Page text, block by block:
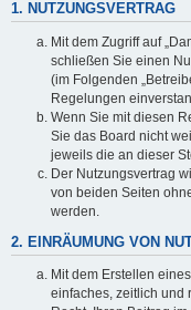
1. NUTZUNGSVERTRAG
Mit dem Zugriff auf
schließen Sie einen
(im Folgenden
Regelungen
Wenn Sie mit diesen
Sie das Board nicht
jeweils die an dieser
Der Nutzungsvertrag
von beiden Seiten
werden.
2. EINRÄUMUNG VON
Mit dem Erstellen
einfaches, zeitlich und